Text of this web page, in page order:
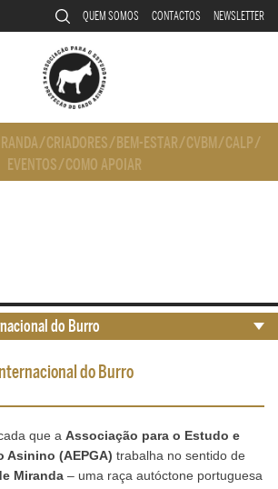
QUEM SOMOS CONTACTOS NEWSLETTER
/CRIADORES/ BEM-ESTAR/CVBM/CALP/
EVENTOS/COMO APOIAR
do Burro
que a Associação para o Estudo e
Asinino (AEPGA) trabalha no sentido de
Miranda – uma raça autóctone portuguesa
do Burro